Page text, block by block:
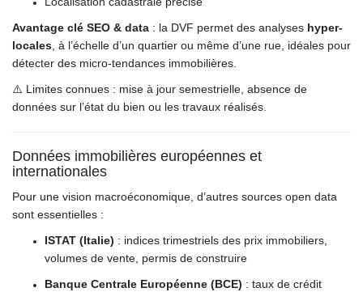
Avantage clé SEO & data : la DVF permet des analyses hyper-
locales , à l’échelle d’un quartier ou même d’une rue, idéales pour
détecter des micro-tendances immobilières.
⚠️ Limites connues : mise à jour semestrielle, absence de
données sur l’état du bien ou les travaux réalisés.
Données immobilières européennes et
internationales
Pour une vision macroéconomique, d’autres sources open data
sont essentielles :
ISTAT (Italie) : indices trimestriels des prix immobiliers,
volumes de vente, permis de construire
Banque Centrale Européenne (BCE) : taux de crédit